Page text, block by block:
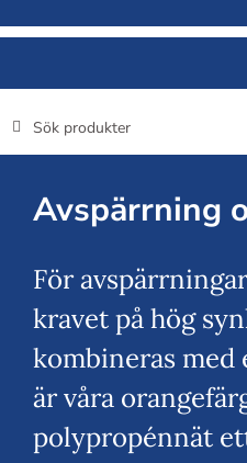
till
Sök
efter:
Avspärrning
För
kravet på hög
kombineras med
är våra
polypropénnät